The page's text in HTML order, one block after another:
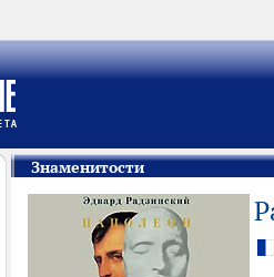
Знаменитости